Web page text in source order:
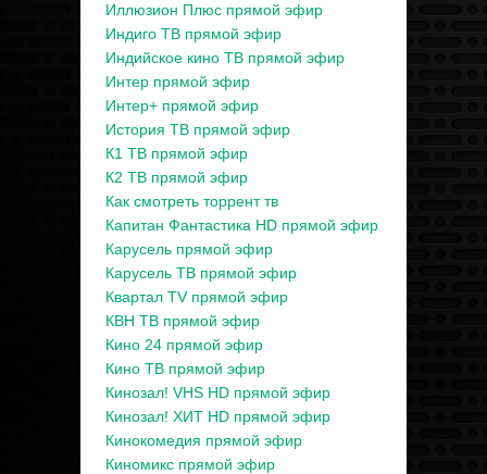
Иллюзион Плюс прямой эфир
Индиго ТВ прямой эфир
Индийское кино ТВ прямой эфир
Интер прямой эфир
Интер+ прямой эфир
История ТВ прямой эфир
К1 ТВ прямой эфир
К2 ТВ прямой эфир
Как смотреть торрент тв
Капитан Фантастика HD прямой эфир
Карусель прямой эфир
Карусель ТВ прямой эфир
Квартал TV прямой эфир
КВН ТВ прямой эфир
Кино 24 прямой эфир
Кино ТВ прямой эфир
Кинозал! VHS HD прямой эфир
Кинозал! ХИТ HD прямой эфир
Кинокомедия прямой эфир
Киномикс прямой эфир